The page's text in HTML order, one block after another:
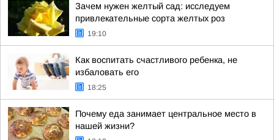
Зачем нужен желтый сад: исследуем
привлекательные сорта желтых роз
19:10
Как воспитать счастливого ребенка, не
избаловать его
18:25
Почему еда занимает центральное место в
нашей жизни?